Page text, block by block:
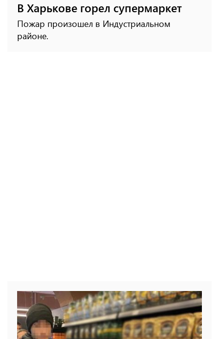
В Харькове горел супермаркет
Пожар произошел в Индустриальном
районе.